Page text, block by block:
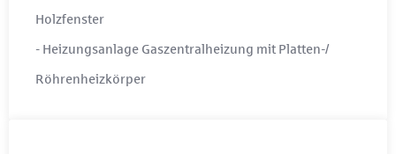
Holzfenster
- Heizungsanlage Gaszentralheizung mit Platten-/
Röhrenheizkörper